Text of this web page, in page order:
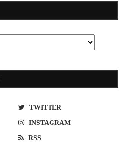
TWITTER
INSTAGRAM
RSS